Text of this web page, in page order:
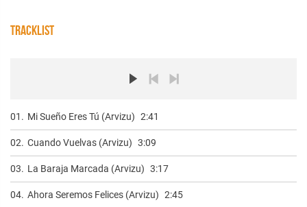
TRACKLIST
01. Mi Sueño Eres Tú (Arvizu) 2:41
02. Cuando Vuelvas (Arvizu) 3:09
03. La Baraja Marcada (Arvizu) 3:17
04. Ahora Seremos Felices (Arvizu) 2:45